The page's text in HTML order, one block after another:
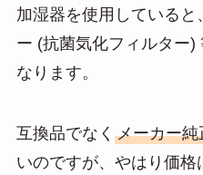
e
n
a
e
ail
加湿器を使用していると
ー (抗菌気化フィルター)
なります。
互換品でなく メーカー純
いのですが、やはり価格